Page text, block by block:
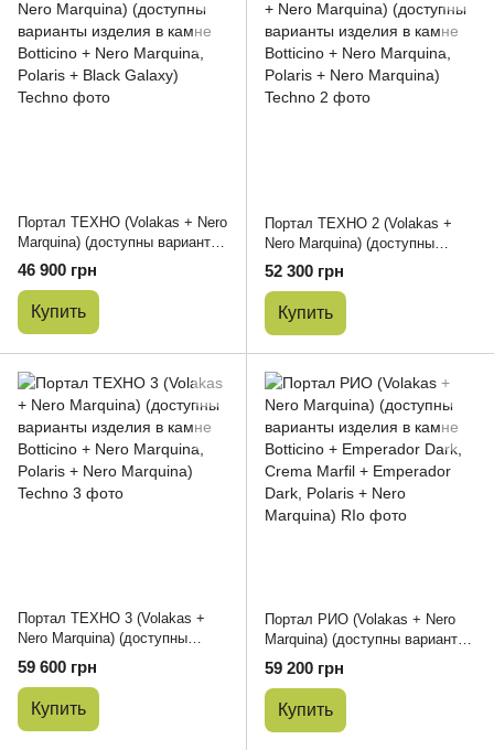
Портал ТЕХНО (Volakas + Nero
Marquina) (доступны варианты
изделия в камне Botticino +
Nero Marquina, Polaris + Black
Galaxy)
46 900 грн
Купить
Портал ТЕХНО 2 (Volakas +
Nero Marquina) (доступны
варианты изделия в камне
Botticino + Nero Marquina,
Polaris + Nero Marquina)
52 300 грн
Купить
Портал ТЕХНО 3 (Volakas +
Nero Marquina) (доступны
варианты изделия в камне
Botticino + Nero Marquina,
Polaris + Nero Marquina)
59 600 грн
Купить
Портал РИО (Volakas + Nero
Marquina) (доступны варианты
изделия в камне Botticino +
Emperador Dark, Crema Marfil +
Emperador Dark, Polaris + Nero
Marquina)
59 200 грн
Купить